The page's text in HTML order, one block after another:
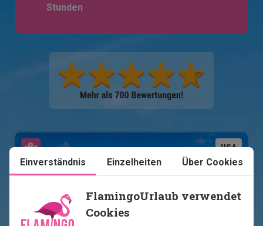
Stunden
USA
Karte ansehen
Einverständnis
Einzelheiten Über Cookies
FlamingoUrlaub verwendet
Cookies